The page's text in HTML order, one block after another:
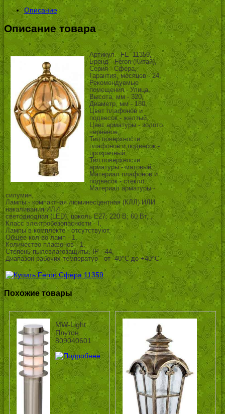
Описание
Описание товара
Артикул - FE_11359,
Бренд - Feron (Китай),
Серия - Сфера,
Гарантия, месяцев - 24,
Рекомендуемые
помещения - Улица,
Высота, мм - 320,
Диаметр, мм - 180,
Цвет плафонов и
подвесок - желтый,
Цвет арматуры - золото
черненое,
Тип поверхности
плафонов и подвесок -
прозрачный,
Тип поверхности
арматуры - матовый,
Материал плафонов и
подвесок - стекло,
Материал арматуры -
силумин,
Лампы - компактная люминесцентная (КЛЛ) ИЛИ
накаливания ИЛИ
светодиодная (LED), цоколь E27; 220 В; 60 Вт, ,
Класс электробезопасности - I,
Лампы в комплекте - отсутствуют,
Общее кол-во ламп - 1,
Количество плафонов - 1,
Степень пылевлагозащиты, IP - 44,
Диапазон рабочих температур - от -40^C до +40^C
Похожие товары
MW-Light
Плутон
809040601